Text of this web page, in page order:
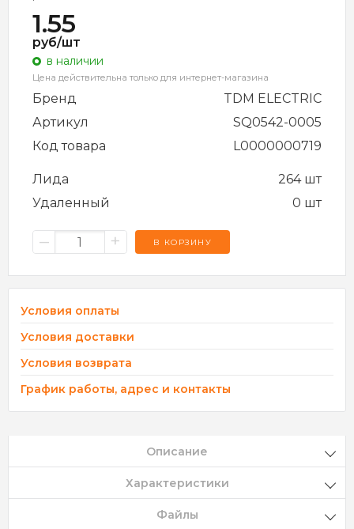
1.55
руб/шт
в наличии
Цена действительна только для интернет-магазина
Бренд
TDM ELECTRIC
Артикул
SQ0542-0005
Код товара
L0000000719
Лида
264 шт
Удаленный
0 шт
– + В КОРЗИНУ
Условия оплаты
Условия доставки
Условия возврата
График работы, адрес и контакты
Описание
Характеристики
Файлы